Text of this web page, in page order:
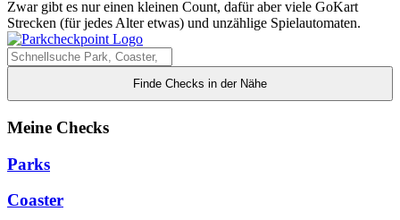
Zwar gibt es nur einen kleinen Count, dafür aber viele GoKart
Strecken (für jedes Alter etwas) und unzählige Spielautomaten.
Finde Checks in der Nähe
Meine Checks
Parks
Coaster